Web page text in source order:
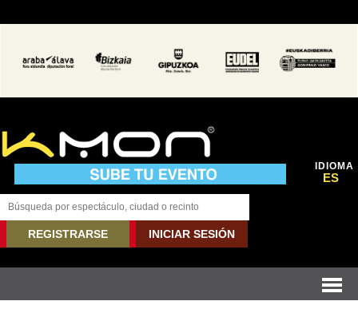
IDIOMA
ES
REGISTRARSE INICIAR SESIÓN